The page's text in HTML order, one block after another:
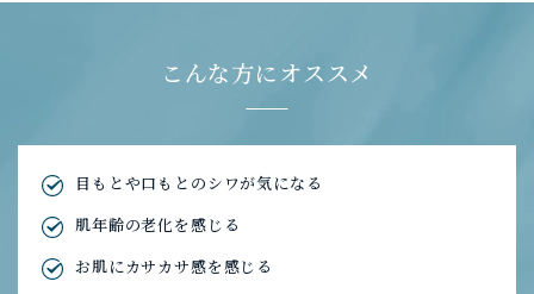
こんな方にオススメ
目もとや口もとのシワが気になる
肌年齢の老化を感じる
お肌にカサカサ感を感じる